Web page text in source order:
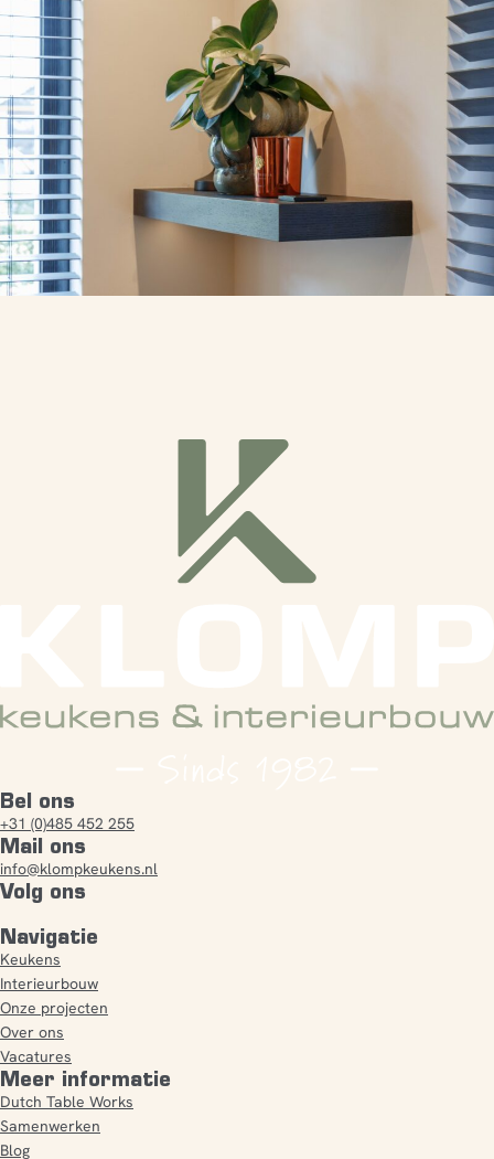
Bel ons
+31 (0)485 452 255
Mail ons
info@klompkeukens.nl
Volg ons
Navigatie
Keukens
Interieurbouw
Onze projecten
Over ons
Vacatures
Meer informatie
Dutch Table Works
Samenwerken
Blog